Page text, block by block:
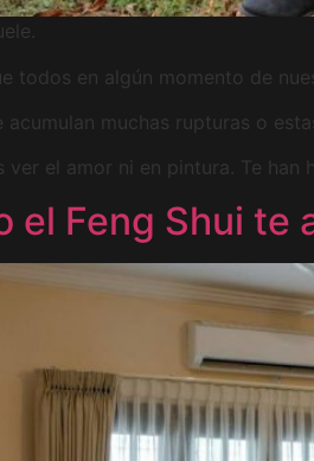
todos en algún momento de
acumulan muchas rupturas o
ver el amor ni en pintura. Te
el Feng Shui te